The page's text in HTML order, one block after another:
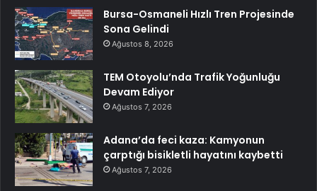
Bursa-Osmaneli Hızlı Tren Projesinde
Sona Gelindi
Ağustos 8, 2026
TEM Otoyolu’nda Trafik Yoğunluğu
Devam Ediyor
Ağustos 7, 2026
Adana’da feci kaza: Kamyonun
çarptığı bisikletli hayatını kaybetti
Ağustos 7, 2026